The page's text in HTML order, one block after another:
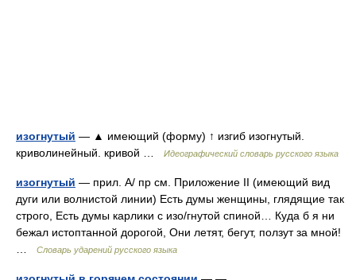
изогнутый — ▲ имеющий (форму) ↑ изгиб изогнутый.
криволинейный. кривой …
Идеографический словарь русского языка
изогнутый — прил. A/ пр см. Приложение II (имеющий вид
дуги или волнистой линии) Есть думы женщины, глядящие так
строго, Есть думы карлики с изо/гнутой спиной… Куда б я ни
бежал истоптанной дорогой, Они летят, бегут, ползут за мной!
Словарь ударений русского языка